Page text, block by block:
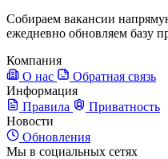
Собираем вакансии
ежедневно обновляем базу
Компания
О нас
Обратная связь
Информация
Правила
Приватность
Новости
Обновления
Мы в социальных сетях